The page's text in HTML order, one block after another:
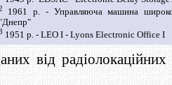
1961 р. - Управляюча машина
1951 р. - LEO I - Lyons Electronic Office I
від радіолокаційних